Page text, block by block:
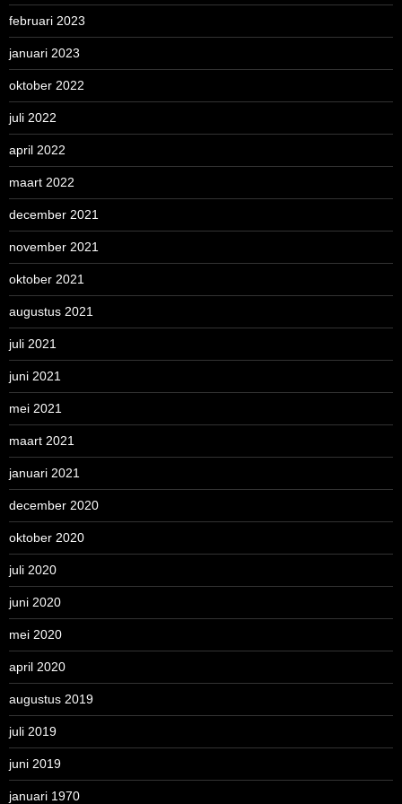
februari 2023
januari 2023
oktober 2022
juli 2022
april 2022
maart 2022
december 2021
november 2021
oktober 2021
augustus 2021
juli 2021
juni 2021
mei 2021
maart 2021
januari 2021
december 2020
oktober 2020
juli 2020
juni 2020
mei 2020
april 2020
augustus 2019
juli 2019
juni 2019
januari 1970